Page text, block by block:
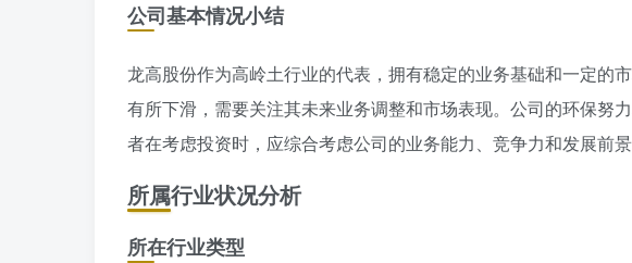
公司基本情况小结
龙高股份作为高岭土行业的代表，拥有稳定的业务基础和一定的
有所下滑，需要关注其未来业务调整和市场表现。公司的环保努
者在考虑投资时，应综合考虑公司的业务能力、竞争力和发展前景
所属行业状况分析
所在行业类型